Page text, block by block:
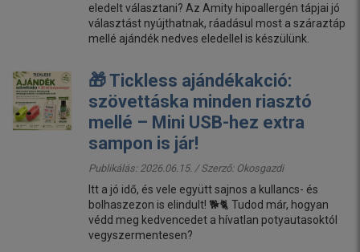
eledelt választani? Az Amity hipoallergén tápjai jó
választást nyújthatnak, ráadásul most a száraztáp
mellé ajándék nedves eledellel is készülünk.
🎁 Tickless ajándékakció:
szövettáska minden riasztó
mellé – Mini USB-hez extra
sampon is jár!
Publikálás: 2026.06.15. / Szerző: Okosgazdi
Itt a jó idő, és vele együtt sajnos a kullancs- és
bolhaszezon is elindult! 🐕🐈 Tudod már, hogyan
védd meg kedvencedet a hívatlan potyautasoktól
vegyszermentesen?